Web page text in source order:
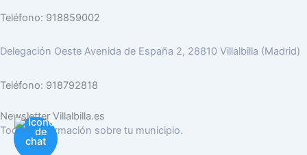
Teléfono: 918859002
Delegación Oeste Avenida de España 2, 28810 Villalbilla (Madrid)
Teléfono: 918792818
Newsletter Villalbilla.es
Toda la información sobre tu municipio.